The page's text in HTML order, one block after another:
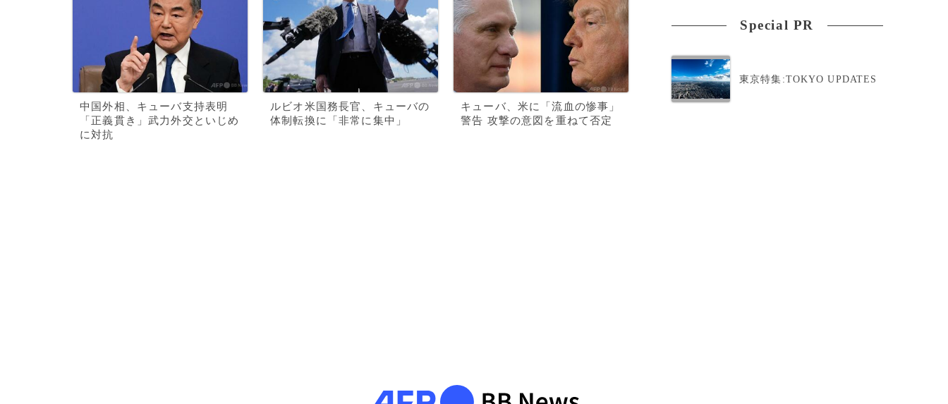
中国外相、キューバ支持表明
「正義貫き」武力外交といじめ
に対抗
ルビオ米国務長官、キューバの
体制転換に「非常に集中」
キューバ、米に「流血の惨事」
警告 攻撃の意図を重ねて否定
Special PR
東京特集:TOKYO UPDATES